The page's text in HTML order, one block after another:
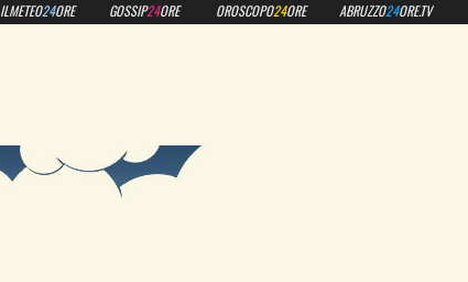
ILMETEO24ORE GOSSIP24ORE OROSCOPO24ORE ABRUZZO24ORE.TV